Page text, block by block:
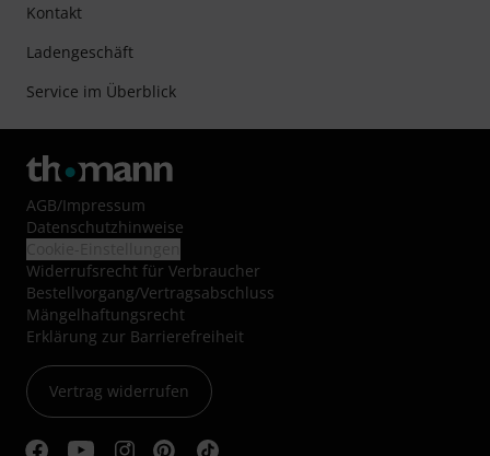
Kontakt
Ladengeschäft
Service im Überblick
AGB/Impressum
Datenschutzhinweise
Widerrufsrecht für Verbraucher
Bestellvorgang/Vertragsabschluss
Mängelhaftungsrecht
Erklärung zur Barrierefreiheit
Vertrag widerrufen